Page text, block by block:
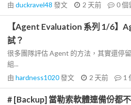
由 duckravel48 發文 2 天前 0個
【Agent Evaluation 系列 1/6】
試？
很多團隊評估 Agent 的方法，其實還停
組...
由 hardness1020發文 2 天前 1
# [Backup] 當勒索軟體連備份都